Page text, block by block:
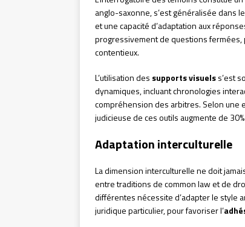
anglo-saxonne, s’est généralisée dans
et une capacité d’adaptation aux
progressivement de questions fermées,
contentieux.
L’utilisation des supports visuelss’est
dynamiques, incluant chronologies
compréhension des arbitres. Selon une
judicieuse de ces outils augmente de
Adaptation interculturelle
La dimension interculturelle ne doit
entre traditions de common law et de
différentes nécessite d’adapter le style
juridique particulier, pour favoriser l’